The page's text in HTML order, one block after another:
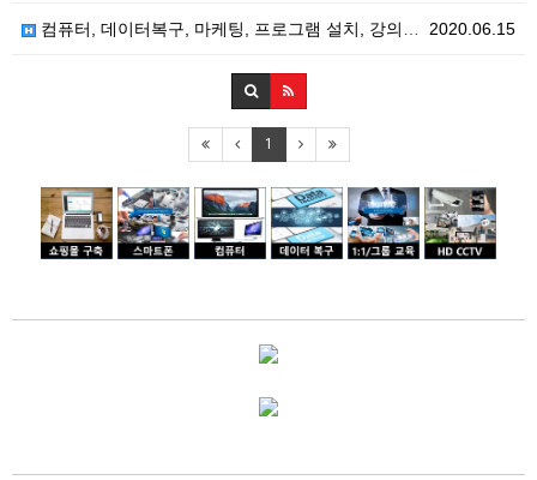
2020.06.15
컴퓨터, 데이터복구, 마케팅, 프로그램 설치, 강의, …
1